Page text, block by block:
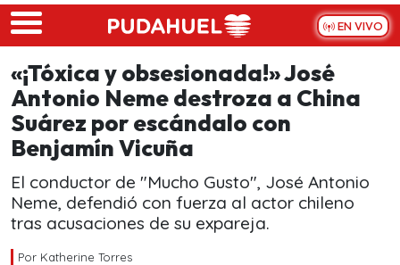
Skip to main content
EN VIVO
«¡Tóxica y obsesionada!» José
Antonio Neme destroza a China
Suárez por escándalo con
Benjamín Vicuña
El conductor de "Mucho Gusto", José Antonio
Neme, defendió con fuerza al actor chileno
tras acusaciones de su expareja.
Por Katherine Torres